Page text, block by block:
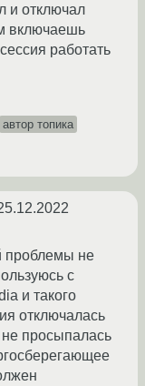
и отключал
включаешь
работать
автор топика
проблемы не
с
и такого
отключалась
просыпалась